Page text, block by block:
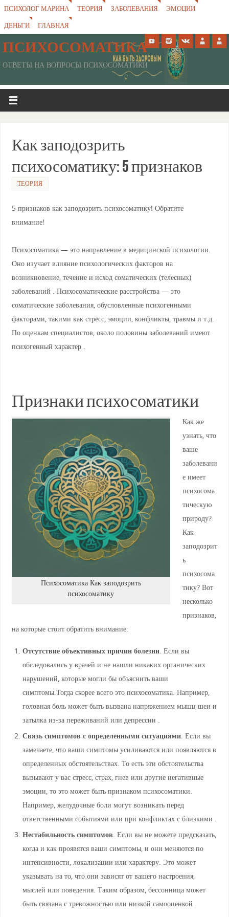
ПСИХОЛОГ МАРИНА ТЕОРИЯ ЗАБОЛЕВАНИЯ
ЭМОЦИИ
ДЕНЬГИ
ГЛАВНАЯ
ПСИХОСОМАТИКА
ОТВЕТЫ НА ВОПРОСЫ ПСИХОСОМАТИКИ
Как заподозрить
психосоматику: 5 признаков
ТЕОРИЯ
5 признаков как заподозрить психосоматику! Обратите
внимание!
Психосоматика — это направление в медицинской психологии.
Оно изучает влияние психологических факторов на
возникновение, течение и исход соматических (телесных)
заболеваний . Психосоматические расстройства — это
соматические заболевания, обусловленные психогенными
факторами, такими как стресс, эмоции, конфликты, травмы и т.д.
По оценкам специалистов, около половины заболеваний имеют
психогенный характер .
Признаки психосоматики
Психосоматика Как заподозрить
психосоматику
Как же
узнать, что
ваше
заболевани
е имеет
психосома
тическую
природу?
Как
заподозрит
ь
психосома
тику? Вот
несколько
признаков,
на которые стоит обратить внимание:
Отсутствие объективных причин болезни. Если вы
обследовались у врачей и не нашли никаких органических
нарушений, которые могли бы объяснить ваши
симптомы.Тогда скорее всего это психосоматика. Например,
головная боль может быть вызвана напряжением мышц шеи и
затылка из-за переживаний или депрессии .
Связь симптомов с определенными ситуациями. Если вы
замечаете, что ваши симптомы усиливаются или появляются в
определенных обстоятельствах. То есть эти обстоятельства
вызывают у вас стресс, страх, гнев или другие негативные
эмоции, то это может быть признаком психосоматики.
Например, желудочные боли могут возникать перед
ответственными событиями или при конфликтах с близкими .
Нестабильность симптомов. Если вы не можете предсказать,
когда и как проявятся ваши симптомы, и они меняются по
интенсивности, локализации или характеру. Это может
указывать на то, что они зависят от вашего настроения,
мыслей или поведения. Таким образом, бессонница может
быть связана с тревожностью или низкой самооценкой .